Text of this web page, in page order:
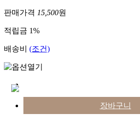
판매가격 15,500원
적립금 1%
배송비 (조건)
장바구니